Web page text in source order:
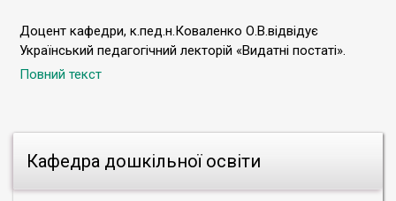
Кафедра дошкільної освіти
Доцент кафедри, к.пед.н.Коваленко О.В.відвідує
Український педагогічний лекторій «Видатні постаті».
Повний текст